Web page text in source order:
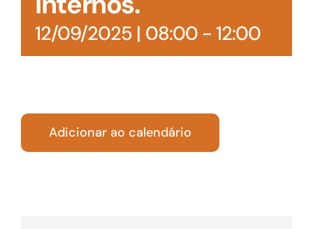
12/09/2025 | 08:00- 12:00
Adicionar ao calendário